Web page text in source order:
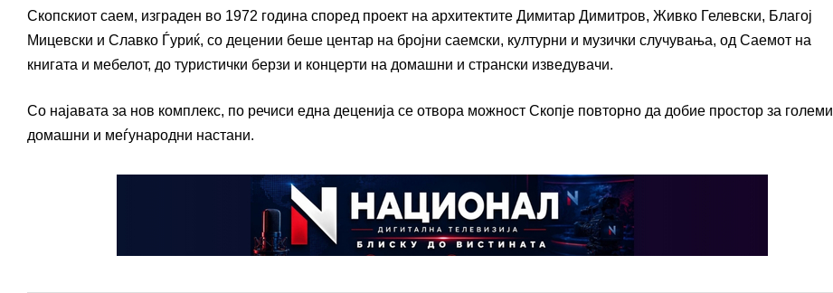
Скопскиот саем, изграден во 1972 година според проект на архитектите Димитар Димитров, Живко Гелевски, Благој
Мицевски и Славко Ѓуриќ, со децении беше центар на бројни саемски, културни и музички случувања, од Саемот на
книгата и мебелот, до туристички берзи и концерти на домашни и странски изведувачи.
Со најавата за нов комплекс, по речиси една деценија се отвора можност Скопје повторно да добие простор за големи
домашни и меѓународни настани.